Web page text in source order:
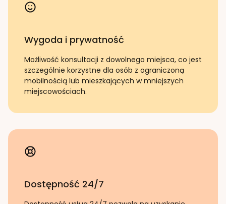
Wygoda i prywatność
Możliwość konsultacji z dowolnego miejsca, co jest
szczególnie korzystne dla osób z ograniczoną
mobilnością lub mieszkających w mniejszych
miejscowościach.
Dostępność 24/7